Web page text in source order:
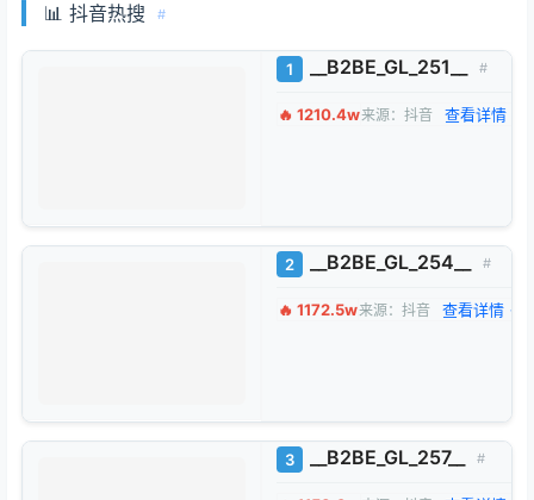
📊 抖音热搜 #
__B2BE_GL_251__ #
🔥 1210.4w来源：抖音 查看详情 →
2 __B2BE_GL_254__ #
🔥 1172.5w来源：抖音 查看详情 →
3 __B2BE_GL_257__ #